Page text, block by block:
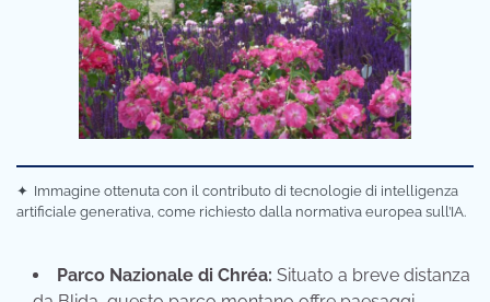
✦ Immagine ottenuta con il contributo di tecnologie di intelligenza
artificiale generativa, come richiesto dalla normativa europea sull’IA.
Parco Nazionale di Chréa: Situato a breve distanza